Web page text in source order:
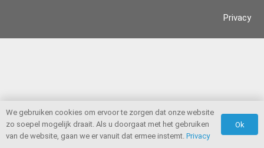
Privacy
We gebruiken cookies om ervoor te zorgen dat onze website
zo soepel mogelijk draait. Als u doorgaat met het gebruiken
van de website, gaan we er vanuit dat ermee instemt. Privacy
Ok